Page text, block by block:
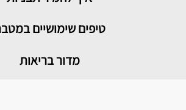
טיפים שימושיים
מדור בריאות